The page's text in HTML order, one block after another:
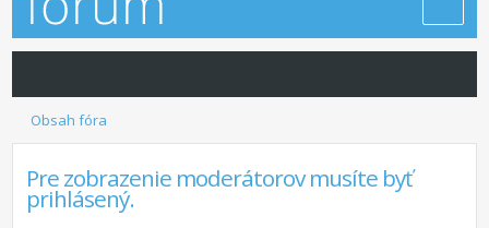
Obsah fóra
Pre zobrazenie moderátorov musíte byť
prihlásený.